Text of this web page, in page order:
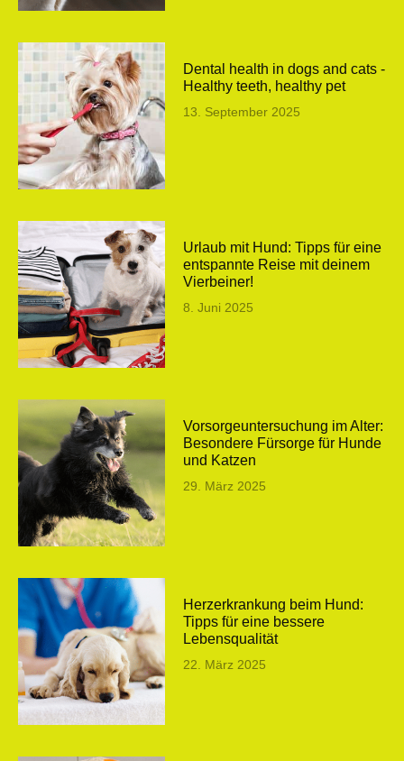
Dental health in dogs and cats -
Healthy teeth, healthy pet
13. September 2025
Urlaub mit Hund: Tipps für eine
entspannte Reise mit deinem
Vierbeiner!
8. Juni 2025
Vorsorgeuntersuchung im Alter:
Besondere Fürsorge für Hunde
und Katzen
29. März 2025
Herzerkrankung beim Hund:
Tipps für eine bessere
Lebensqualität
22. März 2025